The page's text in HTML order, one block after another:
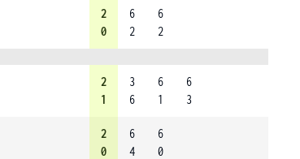
2
0
6
2
6
2
2
1
3
6
6
1
6
3
2
0
6
4
6
0